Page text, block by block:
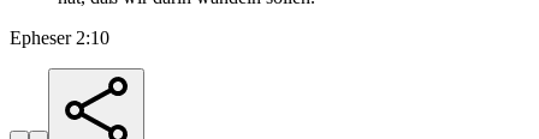
Epheser 2:10